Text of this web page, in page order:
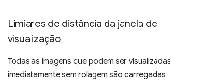
Limiares de distância da janela de
visualização
Todas as imagens que podem ser visualizadas
imediatamente sem rolagem são carregadas